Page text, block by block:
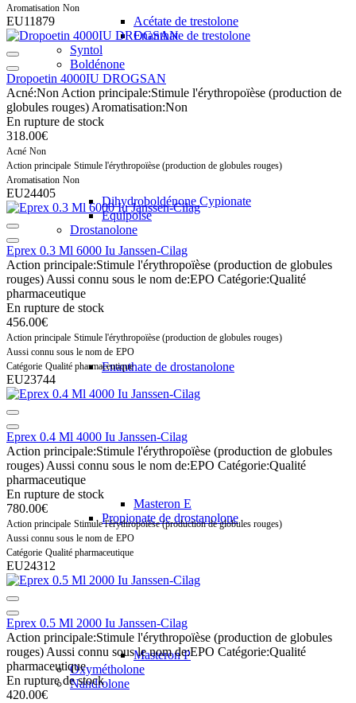
Acétate de trestolone
Enanthate de trestolone
Syntol
Boldénone
Dihydroboldénone Cypionate
Equipoise
Drostanolone
Enanthate de drostanolone
Masteron E
Propionate de drostanolone
Masteron P
Oxymétholone
Nandrolone
Aromatisation Non
EU11879
Dropoetin 4000IU DROGSAN
Acné:Non Action principale:Stimule l'érythropoïèse (production de
globules rouges) Aromatisation:Non
En rupture de stock
318.00€
Acné Non
Action principale Stimule l'érythropoïèse (production de globules rouges)
Aromatisation Non
EU24405
Eprex 0.3 Ml 6000 Iu Janssen-Cilag
Action principale:Stimule l'érythropoïèse (production de globules
rouges) Aussi connu sous le nom de:EPO Catégorie:Qualité
pharmaceutique
En rupture de stock
456.00€
Action principale Stimule l'érythropoïèse (production de globules rouges)
Aussi connu sous le nom de EPO
Catégorie Qualité pharmaceutique
EU23744
Eprex 0.4 Ml 4000 Iu Janssen-Cilag
Action principale:Stimule l'érythropoïèse (production de globules
rouges) Aussi connu sous le nom de:EPO Catégorie:Qualité
pharmaceutique
En rupture de stock
780.00€
Action principale Stimule l'érythropoïèse (production de globules rouges)
Aussi connu sous le nom de EPO
Catégorie Qualité pharmaceutique
EU24312
Eprex 0.5 Ml 2000 Iu Janssen-Cilag
Action principale:Stimule l'érythropoïèse (production de globules
rouges) Aussi connu sous le nom de:EPO Catégorie:Qualité
pharmaceutique
En rupture de stock
420.00€